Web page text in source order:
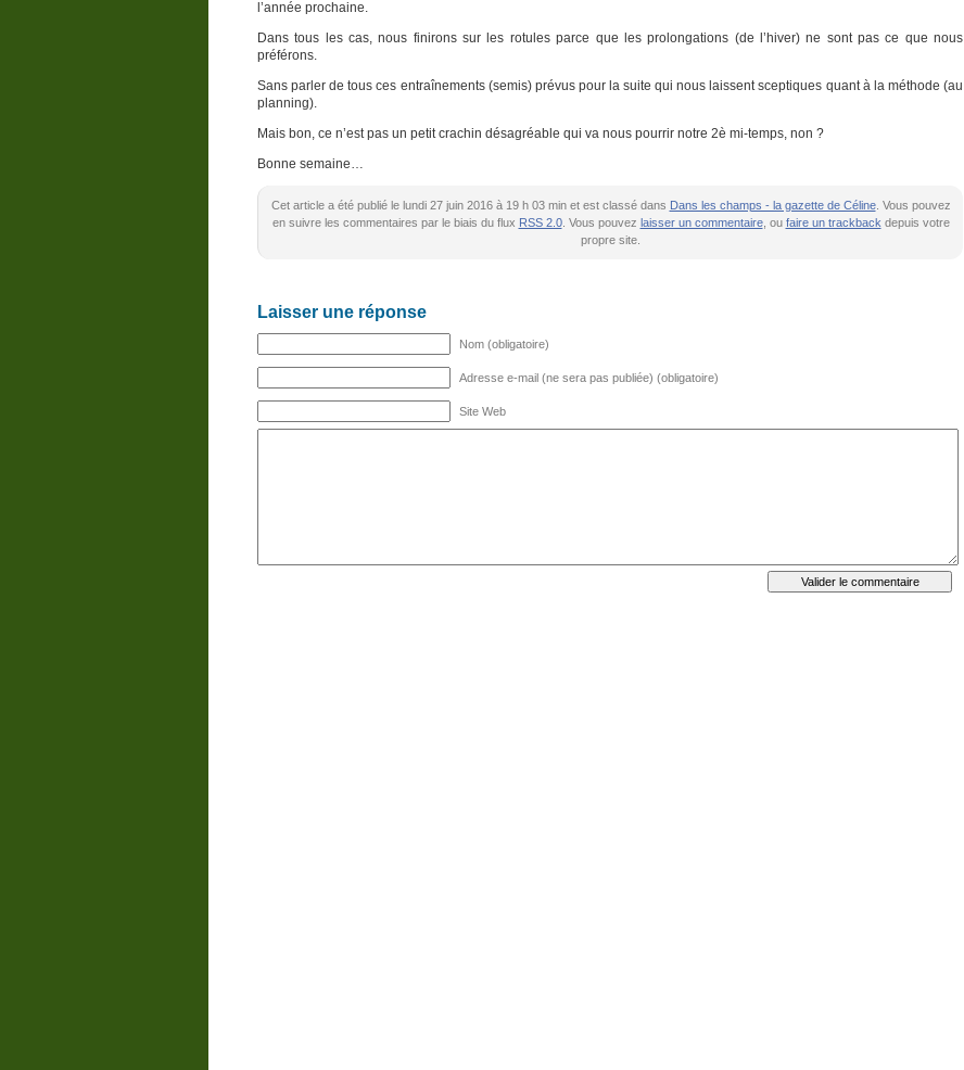
l’année prochaine.
Dans tous les cas, nous finirons sur les rotules parce que les prolongations (de l’hiver) ne sont pas ce que nous
préférons.
Sans parler de tous ces entraînements (semis) prévus pour la suite qui nous laissent sceptiques quant à la méthode (au
planning).
Mais bon, ce n’est pas un petit crachin désagréable qui va nous pourrir notre 2è mi-temps, non ?
Bonne semaine…
Cet article a été publié le lundi 27 juin 2016 à 19 h 03 min et est classé dans Dans les champs - la gazette de Céline. Vous pouvez
en suivre les commentaires par le biais du flux RSS 2.0. Vous pouvez laisser un commentaire, ou faire un trackback depuis votre
propre site.
Laisser une réponse
Nom (obligatoire)
Adresse e-mail (ne sera pas publiée) (obligatoire)
Site Web